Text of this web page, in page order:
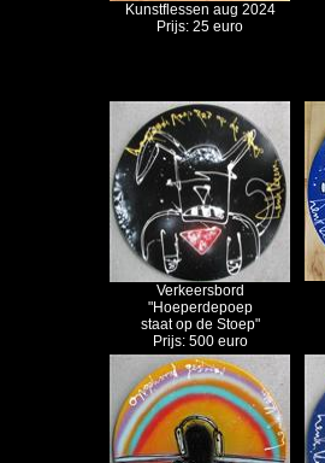
Kunstflessen aug 2024
Prijs: 25 euro
Verkeersbord
"Hoeperdepoep
staat op de Stoep"
Prijs: 500 euro